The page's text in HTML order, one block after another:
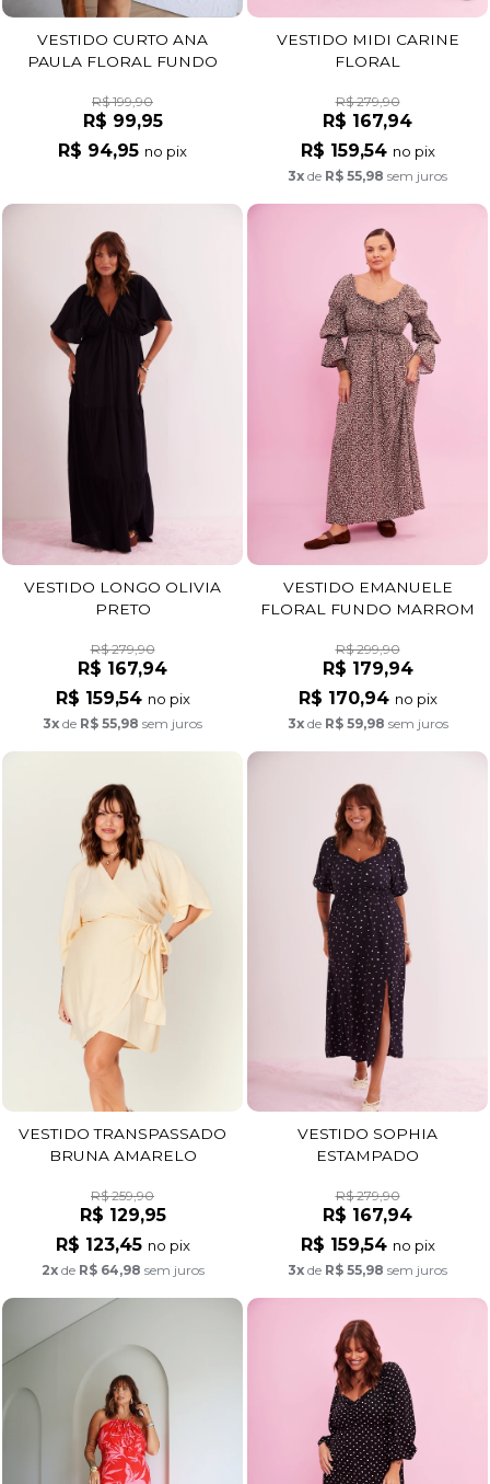
VESTIDO CURTO ANA
PAULA FLORAL FUNDO
R$ 199,90
R$ 99,95
R$ 94,95 no pix
VESTIDO MIDI CARINE
FLORAL
R$ 279,90
R$ 167,94
R$ 159,54 no pix
3x de R$ 55,98 sem juros
VESTIDO LONGO OLIVIA
PRETO
R$ 279,90
R$ 167,94
R$ 159,54 no pix
3x de R$ 55,98 sem juros
VESTIDO EMANUELE
FLORAL FUNDO MARROM
R$ 299,90
R$ 179,94
R$ 170,94 no pix
3xde R$ 59,98 sem juros
VESTIDO TRANSPASSADO
BRUNA AMARELO
R$ 259,90
R$ 129,95
R$ 123,45 no pix
2xde R$ 64,98 sem juros
VESTIDO SOPHIA
ESTAMPADO
R$ 279,90
R$ 167,94
R$ 159,54 no pix
3x de R$ 55,98 sem juros